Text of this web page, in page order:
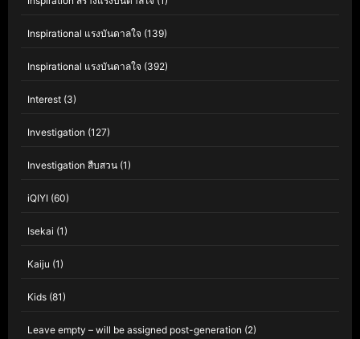
Inspirational แรงบันดาลใจ (139)
Inspirational แรงบันดาลใจ (392)
Interest (3)
Investigation (127)
Investigation สืบสวน (1)
iQIYI (60)
Isekai (1)
Kaiju (1)
Kids (81)
Leave empty – will be assigned post-generation (2)